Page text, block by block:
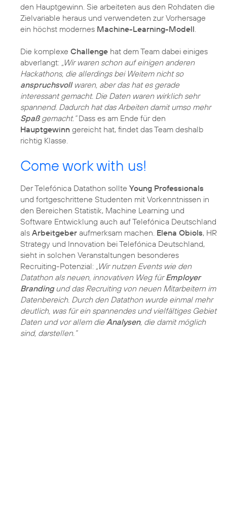
den Hauptgewinn. Sie arbeiteten aus den Rohdaten die
Zielvariable heraus und verwendeten zur Vorhersage
ein höchst modernes Machine-Learning-Modell
Die komplexe Challenge hat dem Team dabei einiges
abverlangt: „Wir waren schon auf einigen anderen
Hackathons, die allerdings bei Weitem nicht so
anspruchsvollwaren, aber das hat es gerade
interessant gemacht. Die Daten waren wirklich sehr
spannend. Dadurch hat das Arbeiten damit umso mehr
Spaßgemacht.“Dass es am Ende für den
Hauptgewinn gereicht hat, findet das Team deshalb
richtig Klasse.
Come work with us!
Der Telefónica Datathon sollte Young Professionals
und fortgeschrittene Studenten mit Vorkenntnissen in
den Bereichen Statistik, Machine Learning und
Software Entwicklung auch auf Telefónica Deutschland
als Arbeitgeber aufmerksam machen. Elena Obiols, HR
Strategy und Innovation bei Telefónica Deutschland,
sieht in solchen Veranstaltungen besonderes
Recruiting-Potenzial: „Wir nutzen Events wie den
Datathon als neuen, innovativen Weg fürEmployer
Brandingund das Recruiting von neuen Mitarbeitern im
Datenbereich. Durch den Datathon wurde einmal mehr
deutlich, was für ein spannendes und vielfältiges Gebiet
Daten und vor allem dieAnalysen, die damit möglich
sind, darstellen.“